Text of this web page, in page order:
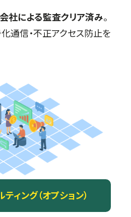
社による監査クリア済み。
通信・不正アクセス防止を
ィング（オプション）